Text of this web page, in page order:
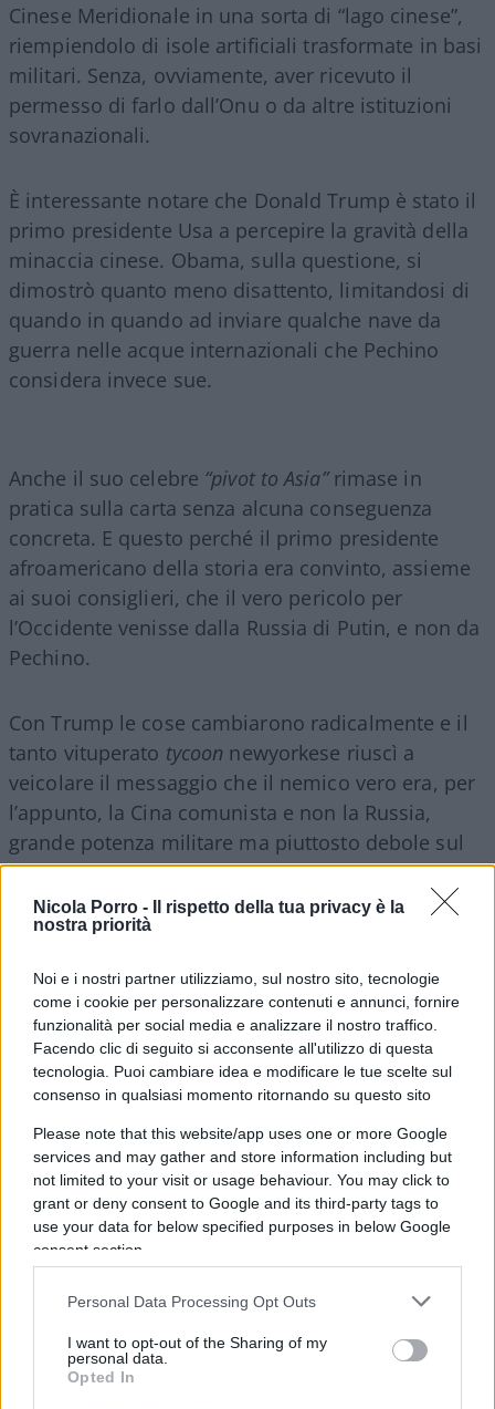
Nicola Porro -
Il rispetto della tua privacy è la
nostra priorità
Noi e i nostri partner utilizziamo, sul nostro sito, tecnologie
come i cookie per personalizzare contenuti e annunci, fornire
funzionalità per social media e analizzare il nostro traffico.
Facendo clic di seguito si acconsente all'utilizzo di questa
tecnologia. Puoi cambiare idea e modificare le tue scelte sul
consenso in qualsiasi momento ritornando su questo sito
Please note that this website/app uses one or more Google
services and may gather and store information including but
not limited to your visit or usage behaviour. You may click to
grant or deny consent to Google and its third-party tags to
use your data for below specified purposes in below Google
consent section.
Personal Data Processing Opt Outs
I want to opt-out of the Sharing of my
personal data.
Opted In
Cinese Meridionale in una sorta di “lago cinese”,
riempiendolo di isole artificiali trasformate in basi
militari. Senza, ovviamente, aver ricevuto il
permesso di farlo dall’Onu o da altre istituzioni
sovranazionali.
È interessante notare che Donald Trump è stato il
primo presidente Usa a percepire la gravità della
minaccia cinese. Obama, sulla questione, si
dimostrò quanto meno disattento, limitandosi di
quando in quando ad inviare qualche nave da
guerra nelle acque internazionali che Pechino
considera invece sue.
Anche il suo celebre “pivot to Asia”rimase in
pratica sulla carta senza alcuna conseguenza
concreta. E questo perché il primo presidente
afroamericano della storia era convinto, assieme
ai suoi consiglieri, che il vero pericolo per
l’Occidente venisse dalla Russia di Putin, e non da
Pechino.
Con Trump le cose cambiarono radicalmente e il
tanto vituperato tycoon newyorkese riuscì a
veicolare il messaggio che il nemico vero era, per
l’appunto, la Cina comunista e non la Russia,
grande potenza militare ma piuttosto debole sul
piano economico.
Cercò di frenare l’invadenza cinese con la politica
delle sanzioni, ottenendo pure alcuni successi. E
riuscendo, soprattutto, a spingere i recalcitranti
alleati occidentali a prendere finalmente
coscienza del pericolo.
C’era tuttavia un ostacolo di non poco conto sulla
sua strada. Sino a non molto tempo fa, eravamo
convinti che la cosiddetta “globalizzazione” fosse
di marca americana. C’è voluto del bello e del
buono per capire, invece, che aveva gli occhi a
mandorla, e costituiva la principale arma utilizzata
da Pechino per realizzare la sua strategia di
dominio globale.